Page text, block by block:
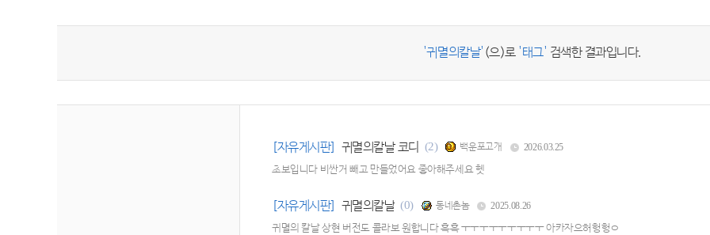
'귀멸의칼날' (으)로 '태그' 검색한 결과입니다.
[자유게시판] 귀멸의칼날 코디 (2) 백운포고개 2026.03.25
초보입니다 비싼거 빼고 만들었어요 좋아해주세요 헷
[자유게시판] 귀멸의칼날 (0) 동네촌놈 2025.08.26
귀멸의 칼날 상현 버전도 콜라보 원합니다 흑흑 ㅜㅜㅜㅜㅜㅜㅜㅜㅜ 아카자으허헝헝ㅇ